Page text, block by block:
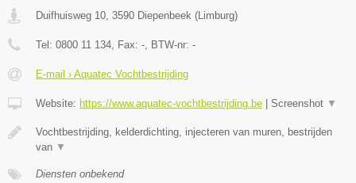
Duifhuisweg 10, 3590 Diepenbeek (Limburg)
Tel: 0800 11 134, Fax: -, BTW-nr: -
E-mail › Aquatec Vochtbestrijding
Website: https://www.aquatec-vochtbestrijding.be Screenshot ▼
Vochtbestrijding, kelderdichting, injecteren van muren, bestrijden
van ▼
Diensten onbekend